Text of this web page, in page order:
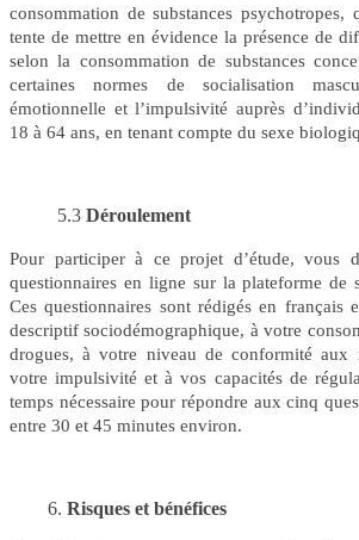
consommation de substances
tente de mettre en évidence la présence de
selon la consommation de substances
certaines normes de socialisation
émotionnelle et l’impulsivité auprès
18 à 64 ans, en tenant compte du sexe
5.3 Déroulement
Pour participer à ce projet d’étude, vous
questionnaires en ligne sur la plateforme de
Ces questionnaires sont rédigés en français
descriptif sociodémographique, à votre
drogues, à votre niveau de conformité aux
votre impulsivité et à vos capacités de
temps nécessaire pour répondre aux cinq
entre 30 et 45 minutes environ.
Risques et bénéfices